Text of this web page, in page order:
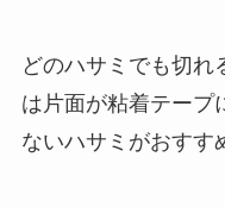
どのハサミでも切れ
は片面が粘着テープ
ないハサミがおすす